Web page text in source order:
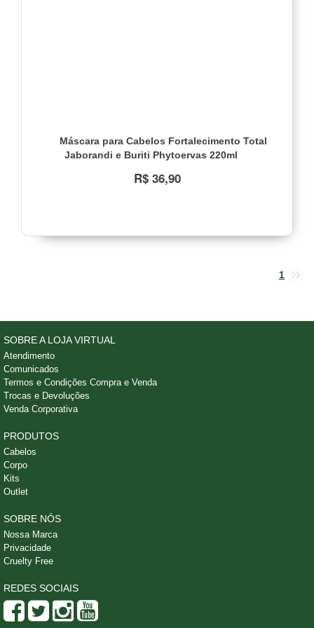
Máscara para Cabelos Fortalecimento Total
Jaborandi e Buriti Phytoervas 220ml
R$ 36,90
1
SOBRE A LOJA VIRTUAL
Atendimento
Comunicados
Termos e Condições Compra e Venda
Trocas e Devoluções
Venda Corporativa
PRODUTOS
Cabelos
Corpo
Kits
Outlet
SOBRE NÓS
Nossa Marca
Privacidade
Cruelty Free
REDES SOCIAIS